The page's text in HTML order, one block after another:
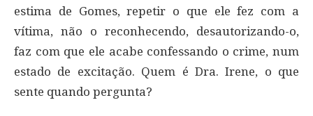
estima de Gomes, repetir o que ele fez com a
vítima, não o reconhecendo, desautorizando-o,
faz com que ele acabe confessando o crime, num
estado de excitação. Quem é Dra. Irene, o que
sente quando pergunta?